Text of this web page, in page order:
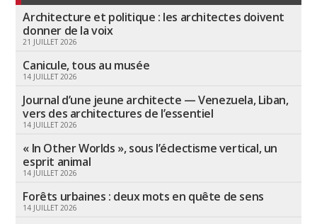
Architecture et politique : les architectes doivent
donner de la voix
21 JUILLET 2026
Canicule, tous au musée
14 JUILLET 2026
Journal d’une jeune architecte — Venezuela, Liban,
vers des architectures de l’essentiel
14 JUILLET 2026
« In Other Worlds », sous l’éclectisme vertical, un
esprit animal
14 JUILLET 2026
Forêts urbaines : deux mots en quête de sens
14 JUILLET 2026